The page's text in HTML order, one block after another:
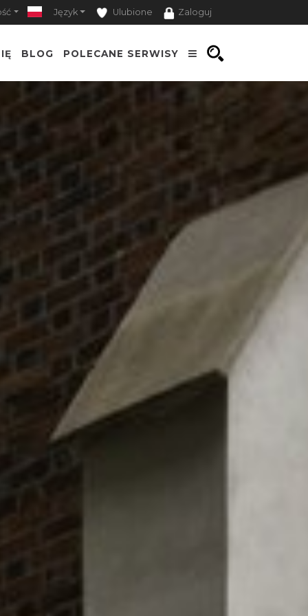
Język Ulubione Zaloguj
BLOG POLECANE SERWISY